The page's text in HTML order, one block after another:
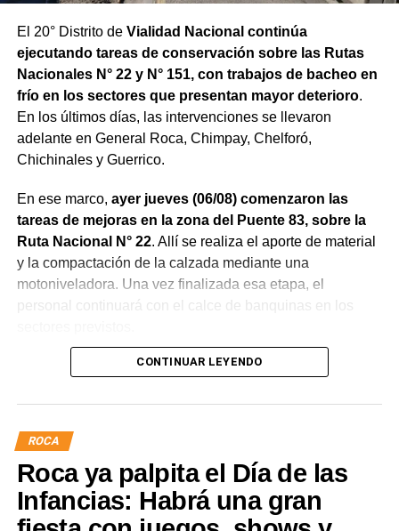
El 20° Distrito de Vialidad Nacional continúa
ejecutando tareas de conservación sobre las Rutas
Nacionales N° 22 y N° 151, con trabajos de bacheo en
frío en los sectores que presentan mayor deterioro.
En los últimos días, las intervenciones se llevaron
adelante en General Roca, Chimpay, Chelforó,
Chichinales y Guerrico.
En ese marco, ayer jueves (06/08) comenzaron las
tareas de mejoras en la zona del Puente 83, sobre la
Ruta Nacional N° 22. Allí se realiza el aporte de material
y la compactación de la calzada mediante una
motoniveladora. Una vez finalizada esa etapa, el
personal continuará con el calce de banquinas en los
CONTINUAR LEYENDO
ROCA
Roca ya palpita el Día de las
Infancias: Habrá una gran